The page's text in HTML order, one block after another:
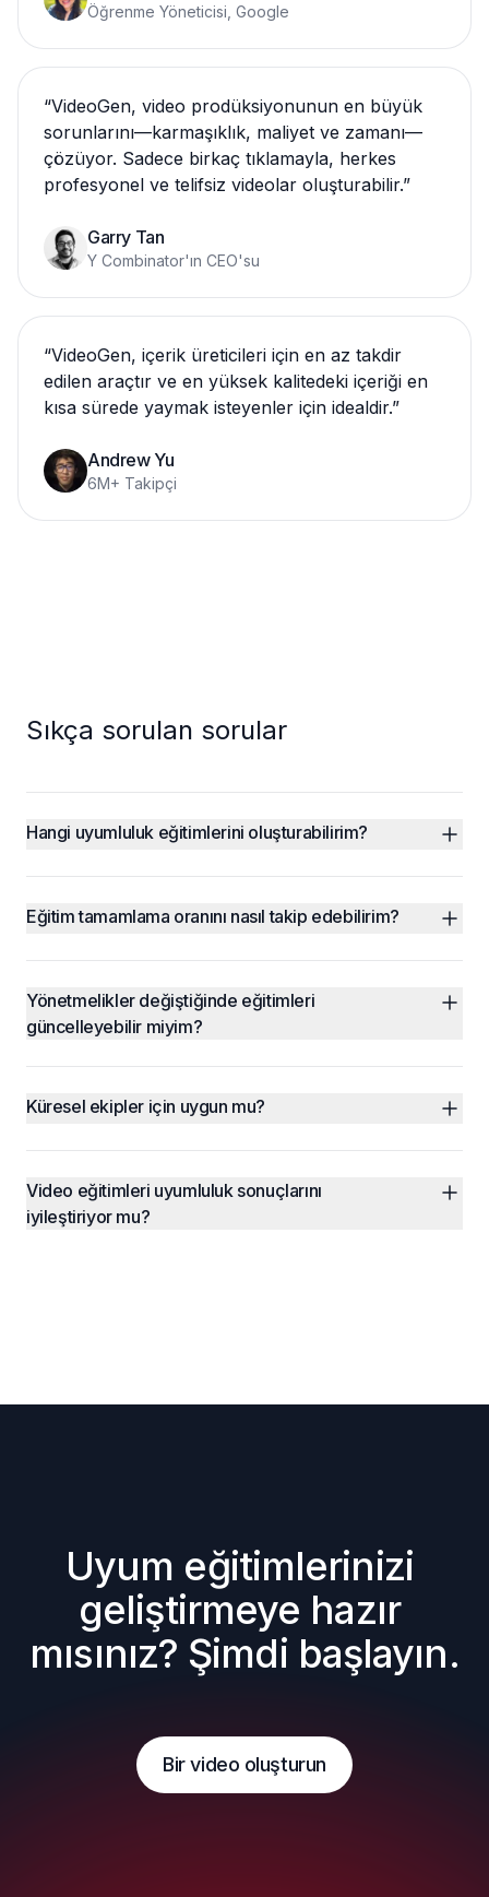
Öğrenme Yöneticisi, Google
“VideoGen, video prodüksiyonunun en büyük
sorunlarını—karmaşıklık, maliyet ve zamanı—
çözüyor. Sadece birkaç tıklamayla, herkes
profesyonel ve telifsiz videolar oluşturabilir.”
Garry Tan
Y Combinator'ın CEO'su
“VideoGen, içerik üreticileri için en az takdir
edilen araçtır ve en yüksek kalitedeki içeriği en
kısa sürede yaymak isteyenler için idealdir.”
Andrew Yu
6M+ Takipçi
Sıkça sorulan sorular
Hangi uyumluluk eğitimlerini oluşturabilirim?
Eğitim tamamlama oranını nasıl takip edebilirim?
Yönetmelikler değiştiğinde eğitimleri
güncelleyebilir miyim?
Küresel ekipler için uygun mu?
Video eğitimleri uyumluluk sonuçlarını
iyileştiriyor mu?
Uyum eğitimlerinizi
geliştirmeye hazır
mısınız? Şimdi başlayın.
Bir video oluşturun